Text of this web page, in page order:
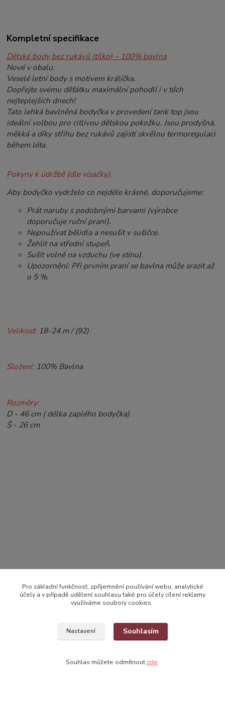
Kompletní specifikace
Dětské body bez rukávů (tílko) – 100% bavlna
Nové v obalu.
Veselé letní body s motivem králíčka.
Dopřejte svému děťátku maximální pohodlí i v těch
nejteplejších dnech!
Tato lehká bavlněná bodyčka v provedení tank top jsou
ideální volbou pro citlivou dětskou pokožku. Jsou prodyšná,
měkká a díky střihu bez rukávů zajistí skvělou termoregulaci
během léta.
Pokyny k údržbě (dle visačky):
Aby bodyčko vydrželo co nejdéle krásné, doporučujeme:
Prát naruby s podobnými barvami (výrobce
doporučuje ruční praní).
Nepoužívat bělidla a nesušit v sušičce.
Žehlit na střední stupeň.
Sušit volně na vzduchu (ve stínu).
Upozornění: Při prvním praní se bavlna může srazit až
o 5 %.
Velikost: 18-24 m / (92)
Složení: 100% Bavlna
Rozměry:
D - 46 cm ( délka zaplého bodyčka)
Š - 26 cm
Původ zboží
Zboží zařazeno v kategoriích
Pro základní funkčnost, zpříjemnění používání webu, analytické
účely a v případě udělení souhlasu také pro účely cílení reklamy
využíváme soubory cookies.
Nastavení Souhlasím
Souhlas můžete odmítnout zde.